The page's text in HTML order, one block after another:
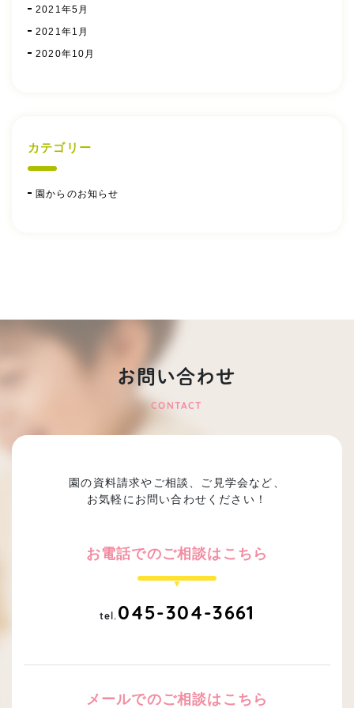
2021年5月
2021年1月
2020年10月
カテゴリー
園からのお知らせ
お問い合わせ
CONTACT
園の資料請求やご相談、ご見学会など、
お気軽にお問い合わせください！
お電話でのご相談はこちら
tel. 045-304-3661
メールでのご相談はこちら